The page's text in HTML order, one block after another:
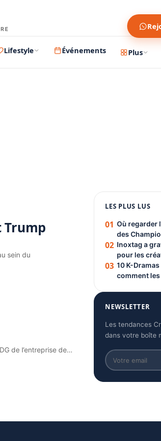
Lifestyle Événements Plus
Trump
sein du
de l’entreprise de…
PUBLICITÉ
LES PLUS LUS
01 Où regarder
des
02 Inoxtag a
pour les
03 10 K-
comment
NEWSLETTER
Les tendances
dans votre boîte